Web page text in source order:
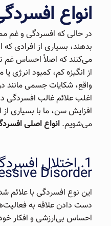
انواع
در حالی که افسردگی و
بدهند، بسیاری از افرادی
می‌کنند که اصلاً احساس
از انگیزه کم، کمبود
واقع، شکایات جسمی مانند
اغلب علائم غالب افسردگی
افزایش سن، ما با بسیاری
می‌شویم. انواع اصلی
Disorder):
این نوع افسردگی با علائم
دست دادن علاقه به
احساس بی‌ارزشی و